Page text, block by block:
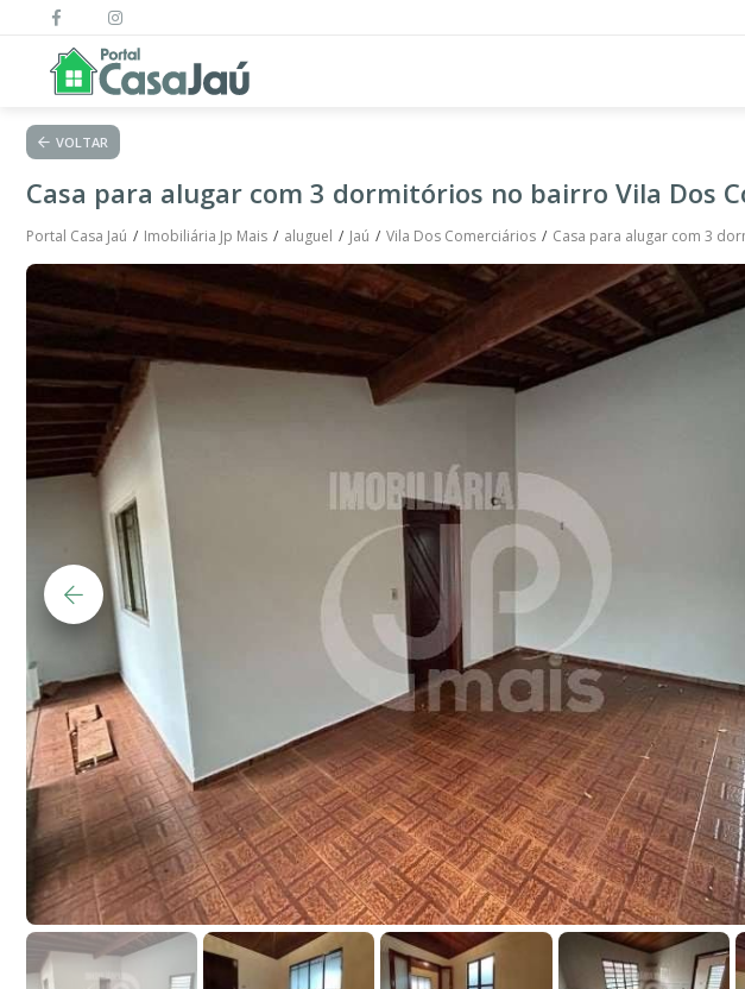
VOLTAR
Casa para alugar com 3 dormitórios no bairro Vila Dos
Portal Casa Jaú Imobiliária Jp Mais aluguel Jaú Vila Dos Comerciários Casa para alugar com 3